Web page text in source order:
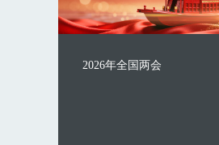
2026年全国两会